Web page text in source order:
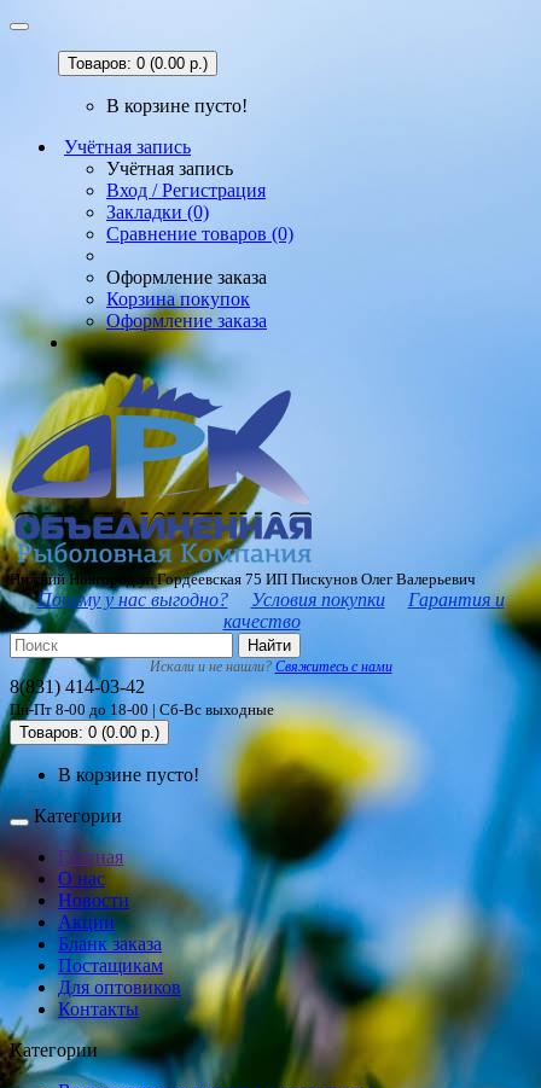
Товаров: 0 (0.00 р.)
В корзине пусто!
Учётная запись
Учётная запись
Вход / Регистрация
Закладки (0)
Сравнение товаров (0)
Оформление заказа
Корзина покупок
Оформление заказа
Нижний Новгород ул Гордеевская 75 ИП Пискунов Олег Валерьевич
Почему у нас выгодно? Условия покупки
Гарантия и
качество
Найти
Искали и не нашли? Свяжитесь с нами
8(831) 414-03-42
Пн-Пт 8-00 до 18-00 | Сб-Вс выходные
Товаров: 0 (0.00 р.)
В корзине пусто!
Категории
Главная
О нас
Новости
Акции
Бланк заказа
Постащикам
Для оптовиков
Контакты
Категории